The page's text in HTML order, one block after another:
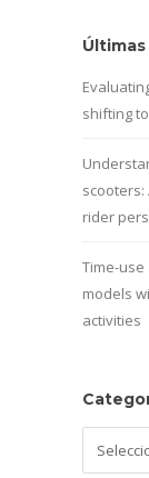
shifting
rider
Time-
models
activities